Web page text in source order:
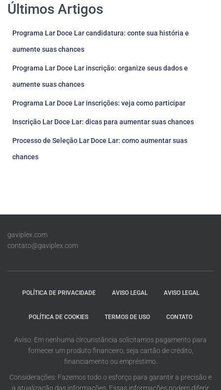
Últimos Artigos
Programa Lar Doce Lar candidatura: conte sua história e
aumente suas chances
Programa Lar Doce Lar inscrição: organize seus dados e
aumente suas chances
Programa Lar Doce Lar inscrições: veja como participar
Inscrição Lar Doce Lar: dicas para aumentar suas chances
Processo de Seleção Lar Doce Lar: como aumentar suas
chances
gaviplex.com
contato@gaviplex.com
POLÍTICA DE PRIVACIDADE AVISO LEGAL AVISO LEGAL
POLÍTICA DE COOKIES TERMOS DE USO CONTATO
Aviso: Em nenhuma circunstância solicitamos pagamento para
fornecer um produto financeiro, seja cartão de crédito,
financiamento ou empréstimo.
Considerações: Fazemos todo o esforço para garantir a precisão e
a atualização das informações. Essas informações podem diferir